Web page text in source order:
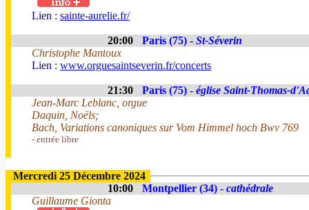
Lien : sainte-aurelie.fr/
20:00 Paris (75) - St-Séverin
Christophe Mantoux
Lien : www.orguesaintseverin.fr/concerts
21:30 Paris (75) - église Saint-Thomas-
Jean-Marc Leblanc, orgue
Daquin, Noëls;
Bach, Variations canoniques sur Vom Himmel hoch Bwv 769
- entrée libre
Mercredi 25 Décembre 2024
10:00
Montpellier (34) - cathédrale
Guillaume Gionta